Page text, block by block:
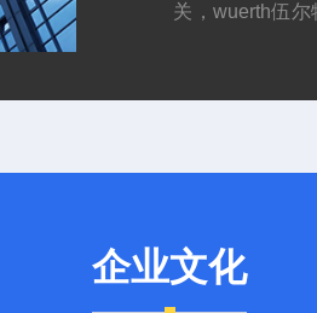
关，wuerth伍
企业文化